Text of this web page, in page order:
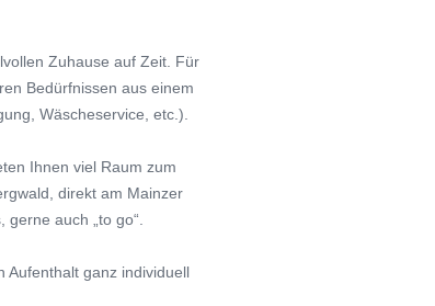
Zuhause auf Zeit. Für
Bedürfnissen aus einem
Wäscheservice, etc.).
Ihnen viel Raum zum
direkt am Mainzer
auch „to go“.
Aufenthalt ganz individuell